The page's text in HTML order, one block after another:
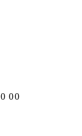
0 00